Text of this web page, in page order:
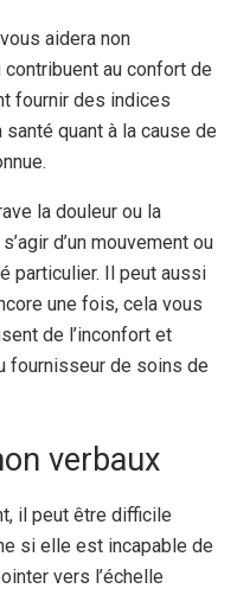
aidera non
au confort de
fournir des indices
quant à la cause de
la douleur ou la
d’un mouvement ou
particulier. Il peut aussi
une fois, cela vous
de l’inconfort et
fournisseur de soins de
verbaux
il peut être difficile
si elle est incapable de
vers l’échelle